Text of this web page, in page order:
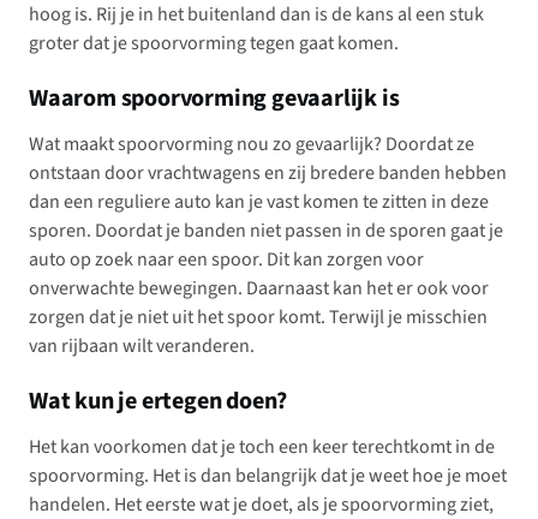
hoog is. Rij je in het buitenland dan is de kans al een stuk
groter dat je spoorvorming tegen gaat komen.
Waarom spoorvorming gevaarlijk is
Wat maakt spoorvorming nou zo gevaarlijk? Doordat ze
ontstaan door vrachtwagens en zij bredere banden hebben
dan een reguliere auto kan je vast komen te zitten in deze
sporen. Doordat je banden niet passen in de sporen gaat je
auto op zoek naar een spoor. Dit kan zorgen voor
onverwachte bewegingen. Daarnaast kan het er ook voor
zorgen dat je niet uit het spoor komt. Terwijl je misschien
van rijbaan wilt veranderen.
Wat kun je ertegen doen?
Het kan voorkomen dat je toch een keer terechtkomt in de
spoorvorming. Het is dan belangrijk dat je weet hoe je moet
handelen. Het eerste wat je doet, als je spoorvorming ziet,